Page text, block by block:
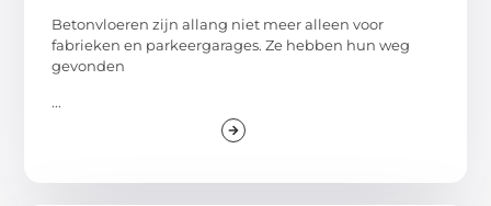
Betonvloeren zijn allang niet meer alleen voor
fabrieken en parkeergarages. Ze hebben hun weg
gevonden
...